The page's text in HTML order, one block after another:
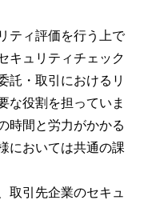
ティ評価を行う上で
キュリティチェック
託・取引におけるリ
な役割を担っていま
時間と労力がかかる
においては共通の課
取引先企業のセキュ